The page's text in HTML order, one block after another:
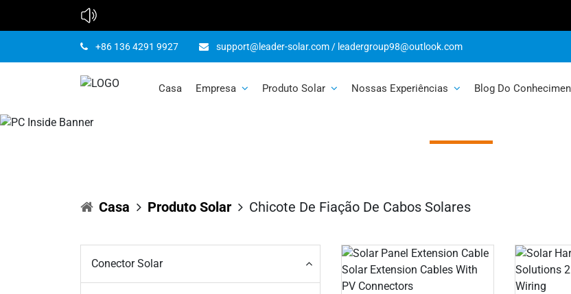
+86 136 4291 9927 support@leader-solar.com / leadergroup98@outlook.com
Casa Empresa Produto Solar Nossas Experiências Blog Do
Chicote de Fiação de
Casa Produto Solar Chicote De Fiação De Cabos Solares
Conector Solar